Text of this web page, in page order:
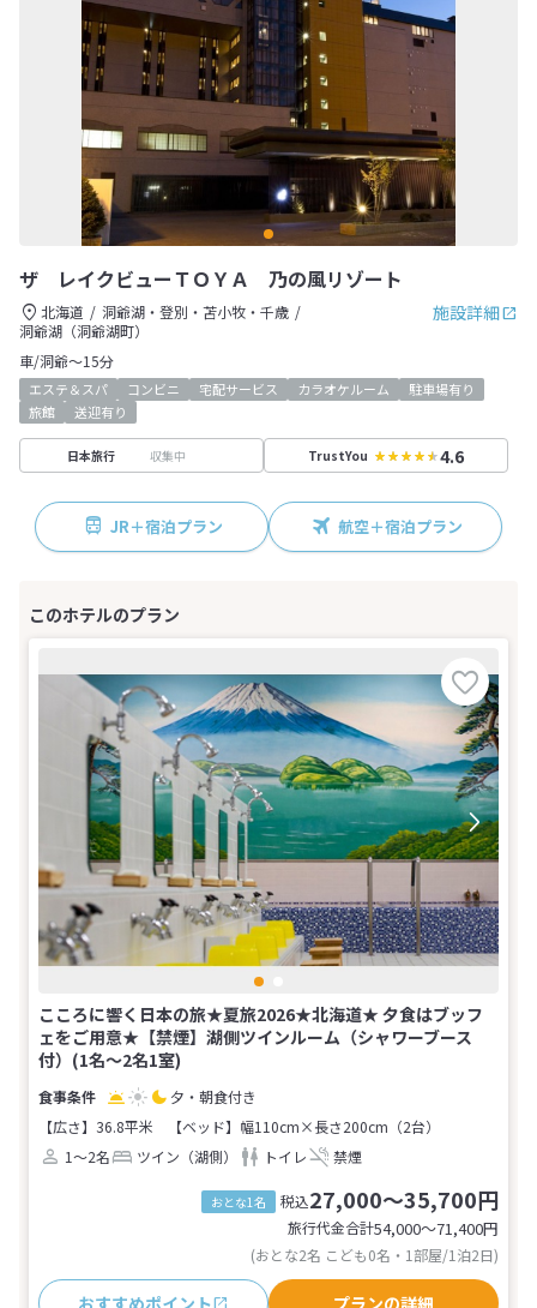
ザ レイクビューＴＯＹＡ 乃の風リゾート
施設詳細
北海道
洞爺湖・登別・苫小牧・千歳
洞爺湖（洞爺湖町）
車/洞爺～15分
エステ＆スパ コンビニ 宅配サービス カラオケルーム
駐車場有り
旅館
送迎有り
日本旅行 収集中 TrustYou 4.6
JR＋宿泊プラン 航空＋宿泊プラン
こころに響く日本の旅★夏旅2026★北海道★ 夕食はブッフ
ェをご用意★【禁煙】湖側ツインルーム（シャワーブース
付）(1名～2名1室)
夕・朝食付き
【広さ】36.8平米
【ベッド】幅110cm×長さ200cm（2台）
1～2名
ツイン（湖側） トイレ 禁煙
おとな1名 税込27,000～35,700円
旅行代金合計54,000〜71,400円
(おとな2名 こども0名・1部屋/1泊2日)
おすすめポイント プランの詳細